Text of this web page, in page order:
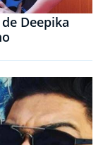
Deepika